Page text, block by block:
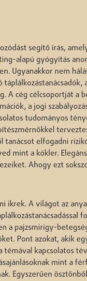
segítő írás,
alapú gyógyítás
Ugyanakkor nem
cég célcsoportját a
a jogi
tudományos
elfogadni
mint a kókler.
Ahogy ezt
ikrek. A világot az
a pajzsmirigy-
Pont azokat, akik
kapcsolatos
mint a
Egyszerűen